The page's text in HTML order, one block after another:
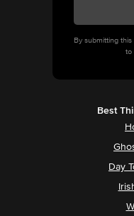
By submitting
to
Best
Day